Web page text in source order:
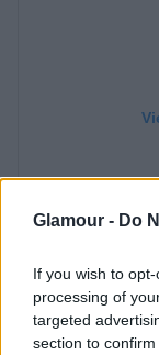
Glamour - Do
If you wish to
processing of
targeted
section to